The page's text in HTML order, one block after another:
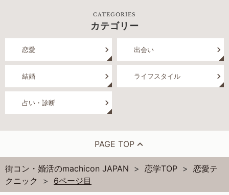
CATEGORIES
カテゴリー
恋愛 出会い
結婚 ライフスタイル
占い・診断
PAGE TOP
街コン・婚活のmachicon JAPAN 恋学TOP
恋愛テ
クニック
6ページ目